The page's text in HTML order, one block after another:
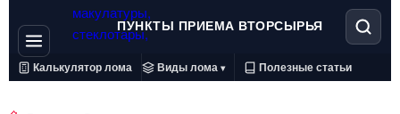
ПУНКТЫ ПРИЕМА ВТОРСЫРЬЯ
Калькулятор лома Виды лома ▾ Полезные статьи